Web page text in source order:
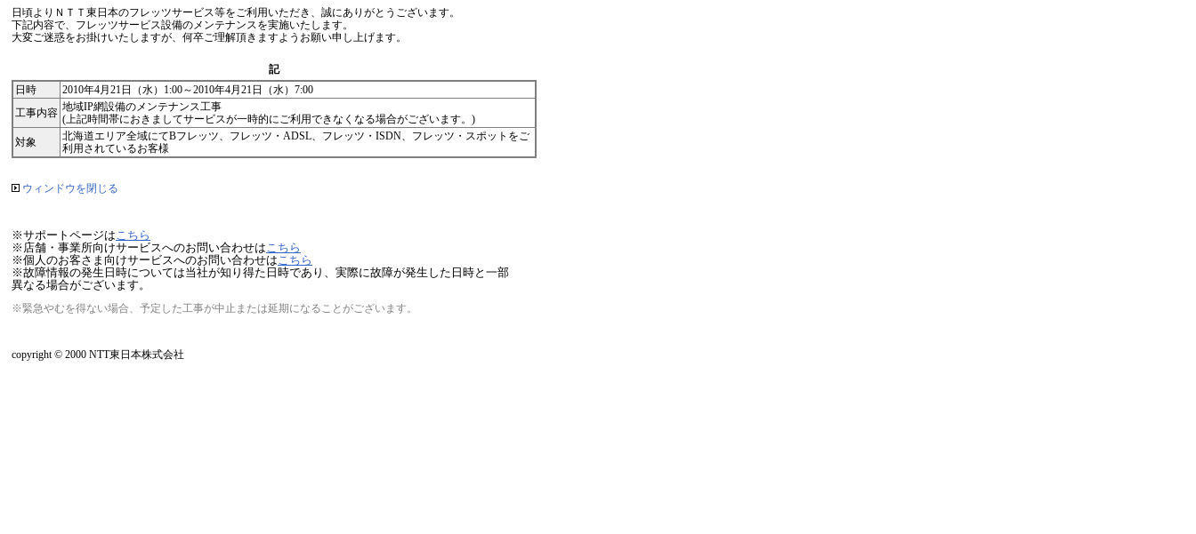
日頃よりＮＴＴ東日本のフレッツサービス等をご利用いただき、誠にありがとうございます。
下記内容で、フレッツサービス設備のメンテナンスを実施いたします。
大変ご迷惑をお掛けいたしますが、何卒ご理解頂きますようお願い申し上げます。
記
日時
2010年4月21日（水）1:00～2010年4月21日（水）7:00
工事内容 地域IP網設備のメンテナンス工事
(上記時間帯におきましてサービスが一時的にご利用できなくなる場合がございます。)
対象
北海道エリア全域にてBフレッツ、フレッツ・ADSL、フレッツ・ISDN、フレッツ・スポットをご
利用されているお客様
ウィンドウを閉じる
※サポートページはこちら
※店舗・事業所向けサービスへのお問い合わせはこちら
※個人のお客さま向けサービスへのお問い合わせはこちら
※故障情報の発生日時については当社が知り得た日時であり、実際に故障が発生した日時と一部
異なる場合がございます。
※緊急やむを得ない場合、予定した工事が中止または延期になることがございます。
copyright © 2000 NTT東日本株式会社